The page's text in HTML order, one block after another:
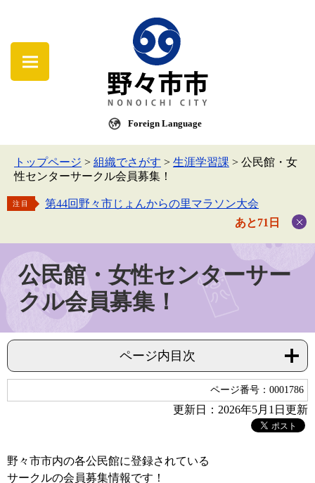
Foreign Language
トップページ > 組織でさがす > 生涯学習課 > 公民館・女
性センターサークル会員募集！
注目
第44回野々市じょんからの里マラソン大会
あと71日
公民館・女性センターサー
クル会員募集！
ページ内目次
ページ番号：0001786
更新日：2026年5月1日更新
野々市市内の各公民館に登録されている
サークルの会員募集情報です！